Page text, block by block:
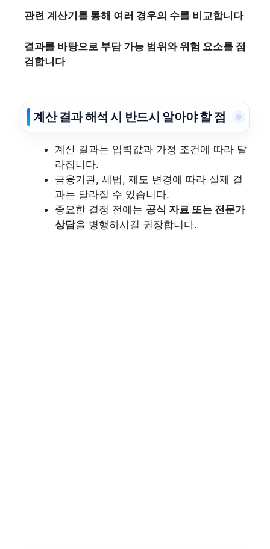
관련 계산기를 통해 여러 경우의 수를 비교합니다
결과를 바탕으로 부담 가능 범위와 위험 요소를 점
검합니다
계산 결과 해석 시 반드시 알아야 할 점
계산 결과는 입력값과 가정 조건에 따라 달
라집니다.
금융기관, 세법, 제도 변경에 따라 실제 결
과는 달라질 수 있습니다.
중요한 결정 전에는 공식 자료 또는 전문가
상담을 병행하시길 권장합니다.